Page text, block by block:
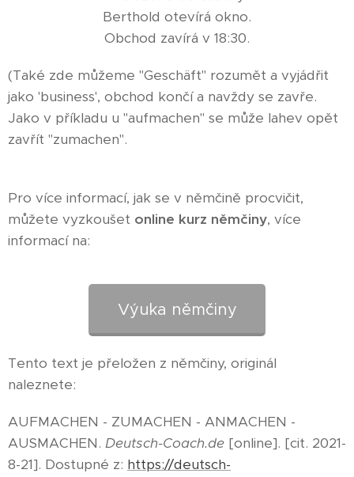
Berthold otevírá okno.
Obchod zavírá v 18:30.
(Také zde můžeme "Geschäft" rozumět a vyjádřit
jako 'business', obchod končí a navždy se zavře.
Jako v příkladu u "aufmachen" se může lahev opět
zavřít "zumachen".
Pro více informací, jak se v němčině procvičit,
můžete vyzkoušet online kurz němčiny, více
informací na:
Výuka němčiny
Tento text je přeložen z němčiny, originál
naleznete:
AUFMACHEN - ZUMACHEN - ANMACHEN -
AUSMACHEN. Deutsch-Coach.de [online]. [cit. 2021-
8-21]. Dostupné z: https://deutsch-